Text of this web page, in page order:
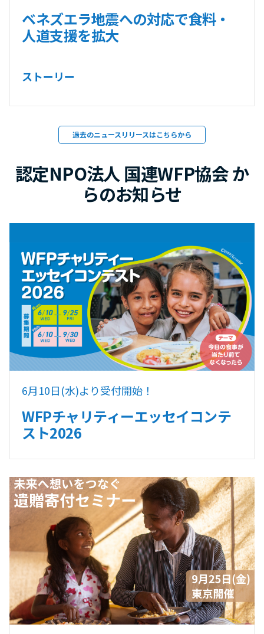
ベネズエラ地震への対応で食料・
人道支援を拡大
ストーリー
過去のニュースリリースはこちらから
認定NPO法人 国連WFP協会 か
らのお知らせ
6月10日(水)より受付開始！
WFPチャリティーエッセイコンテ
スト2026